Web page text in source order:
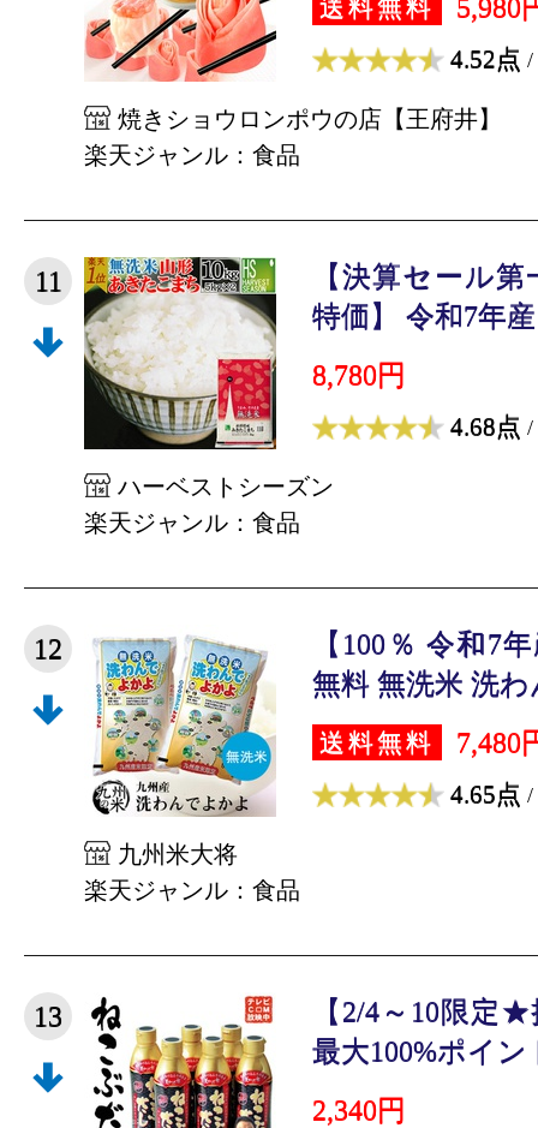
送料無料 5,980
4.52点 /
焼きショウロンポウの店【王府井】
楽天ジャンル：食品
11
【決算セール
特価】 令和7年
8,780円
4.68点 /
ハーベストシーズン
楽天ジャンル：食品
12
【100％ 令和7
無料 無洗米 洗
送料無料 7,480
4.65点 /
九州米大将
楽天ジャンル：食品
13
【2/4～10限定
最大100%ポイ
2,340円